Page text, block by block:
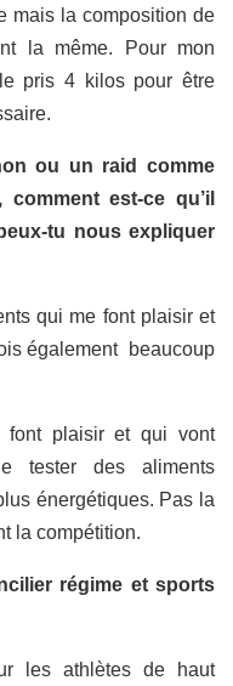
mais la composition de
la même. Pour mon
pris 4 kilos pour être
ou un raid comme
est-ce qu’il
tu nous expliquer
qui me font plaisir et
également beaucoup
font plaisir et qui vont
tester des aliments
énergétiques. Pas la
la compétition.
régime et sports
les athlètes de haut